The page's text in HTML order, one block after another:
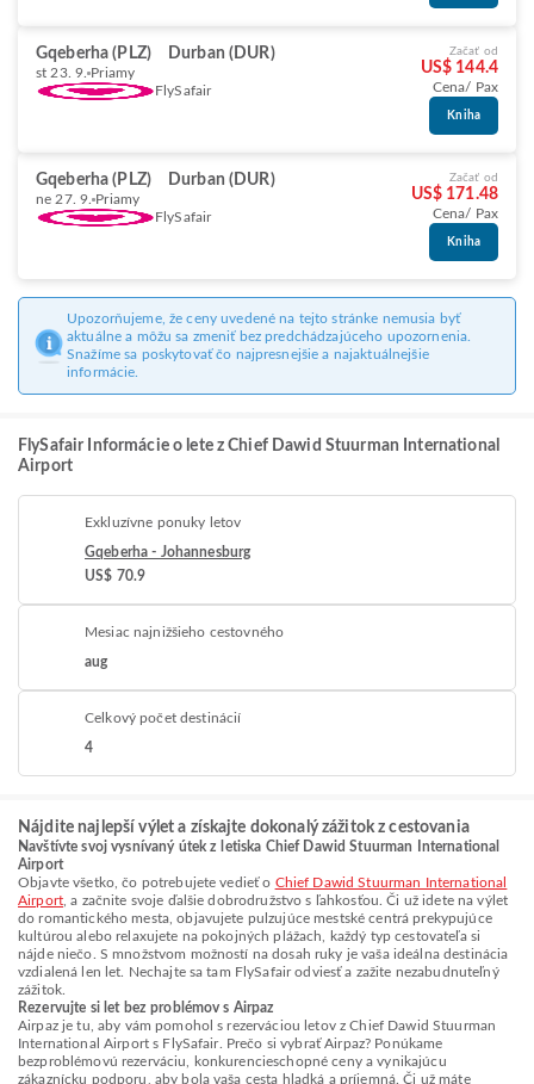
Gqeberha (PLZ) Durban (DUR)
st 23. 9. Priamy
FlySafair
Začať od
US$ 144.4
Cena/ Pax
Kniha
Gqeberha (PLZ) Durban (DUR)
ne 27. 9. Priamy
FlySafair
Začať od
US$ 171.48
Cena/ Pax
Kniha
Upozorňujeme, že ceny uvedené na tejto stránke nemusia byť
aktuálne a môžu sa zmeniť bez predchádzajúceho upozornenia.
Snažíme sa poskytovať čo najpresnejšie a najaktuálnejšie
informácie.
FlySafair Informácie o lete z Chief Dawid Stuurman International
Airport
Exkluzívne ponuky letov
Gqeberha - Johannesburg
US$ 70.9
Mesiac najnižšieho cestovného
aug
Celkový počet destinácií
4
Nájdite najlepší výlet a získajte dokonalý zážitok z cestovania
Navštívte svoj vysnívaný útek z letiska Chief Dawid Stuurman International
Airport
Objavte všetko, čo potrebujete vedieť o Chief Dawid Stuurman International
Airport, a začnite svoje ďalšie dobrodružstvo s ľahkosťou. Či už idete na výlet
do romantického mesta, objavujete pulzujúce mestské centrá prekypujúce
kultúrou alebo relaxujete na pokojných plážach, každý typ cestovateľa si
nájde niečo. S množstvom možností na dosah ruky je vaša ideálna destinácia
vzdialená len let. Nechajte sa tam FlySafair odviesť a zažite nezabudnuteľný
zážitok.
Rezervujte si let bez problémov s Airpaz
Airpaz je tu, aby vám pomohol s rezerváciou letov z Chief Dawid Stuurman
International Airport s FlySafair. Prečo si vybrať Airpaz? Ponúkame
bezproblémovú rezerváciu, konkurencieschopné ceny a vynikajúcu
zákaznícku podporu, aby bola vaša cesta hladká a príjemná. Či už máte